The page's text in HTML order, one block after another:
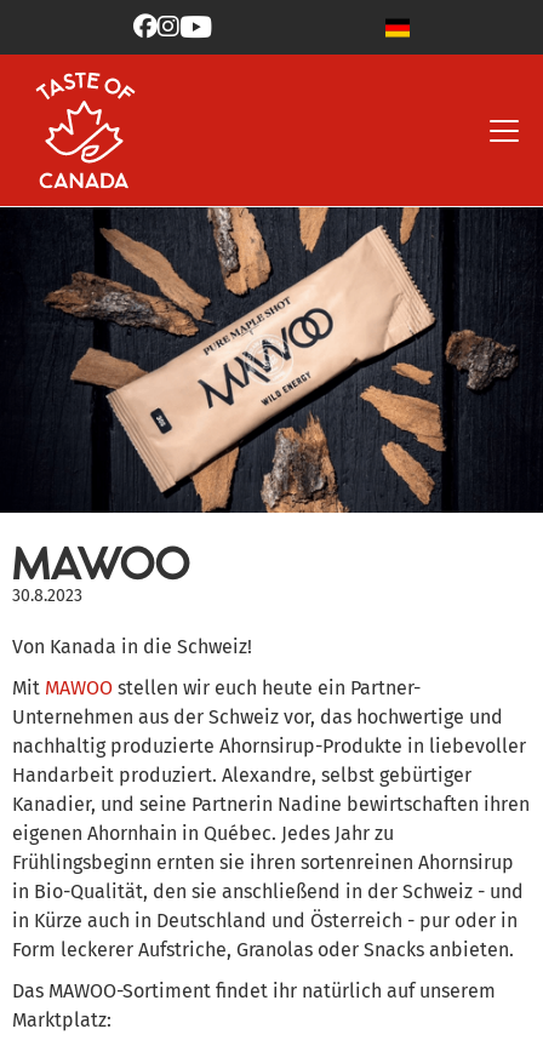

MAWOO
30.8.2023
Von Kanada in die Schweiz!
Mit MAWOO stellen wir euch heute ein Partner-
Unternehmen aus der Schweiz vor, das hochwertige und
nachhaltig produzierte Ahornsirup-Produkte in liebevoller
Handarbeit produziert. Alexandre, selbst gebürtiger
Kanadier, und seine Partnerin Nadine bewirtschaften ihren
eigenen Ahornhain in Québec. Jedes Jahr zu
Frühlingsbeginn ernten sie ihren sortenreinen Ahornsirup
in Bio-Qualität, den sie anschließend in der Schweiz - und
in Kürze auch in Deutschland und Österreich - pur oder in
Form leckerer Aufstriche, Granolas oder Snacks anbieten.
Das MAWOO-Sortiment findet ihr natürlich auf unserem
Marktplatz: